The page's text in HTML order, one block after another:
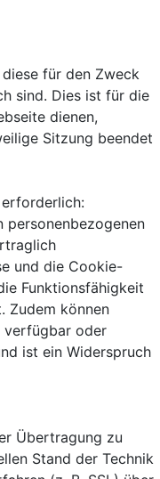
für den Zweck
sind. Dies ist für die
dienen,
Sitzung beendet
personenbezogenen
und die Cookie-
Funktionsfähigkeit
Zudem können
verfügbar oder
ist ein Widerspruch
Übertragung zu
Stand der Technik